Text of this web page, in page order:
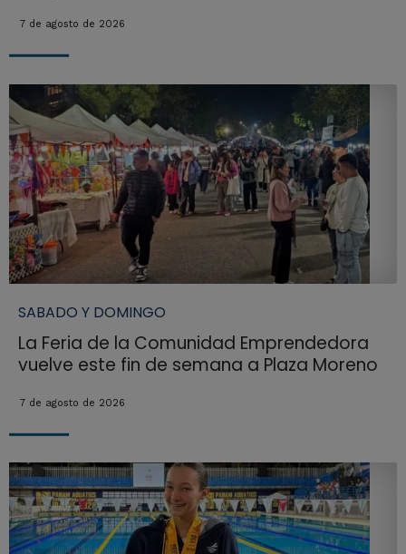
7 de agosto de 2026
SABADO Y DOMINGO
La Feria de la Comunidad Emprendedora
vuelve este fin de semana a Plaza Moreno
7 de agosto de 2026